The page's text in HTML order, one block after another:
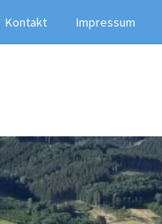
Kontakt Impressum